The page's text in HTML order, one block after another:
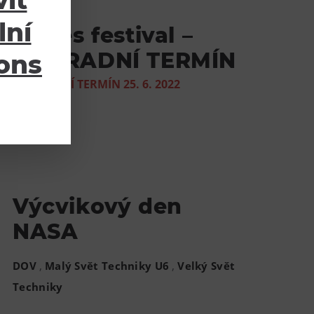
Oldies festival –
NÁHRADNÍ TERMÍN
NÁHRADNÍ TERMÍN 25. 6. 2022
Výcvikový den
NASA
DOV , Malý Svět Techniky U6 ,Velký Svět
Techniky